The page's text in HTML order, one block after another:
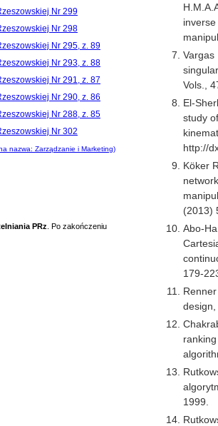
Nr 299
Nr 298
Nr 295, z. 89
Nr 293, z. 88
Nr 291, z. 87
Nr 290, z. 86
Nr 288, z. 85
Nr 302
nazwa: Zarządzanie i Marketing)
PRz . Po zakończeniu
Vargas
Vols.,
El-
study
http://
Köker
(2013)
Abo-
179-
design,
1999.